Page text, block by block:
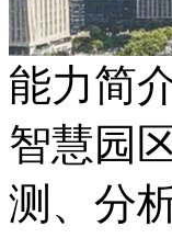
能力简
智慧园
测、